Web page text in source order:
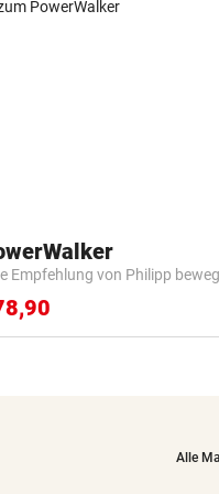
Empfehlung von Philipp
Alle